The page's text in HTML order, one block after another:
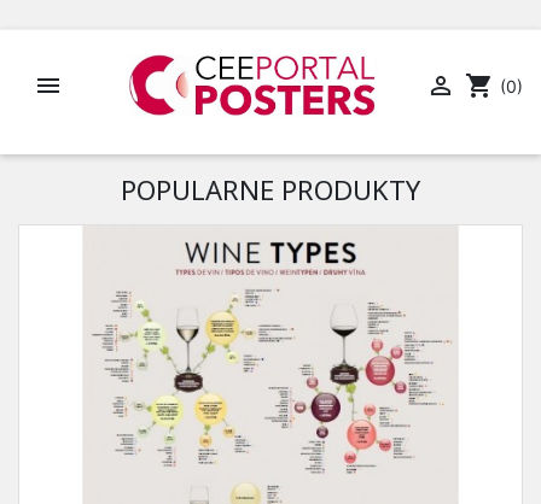
  shopping_cart (0)
POPULARNE PRODUKTY